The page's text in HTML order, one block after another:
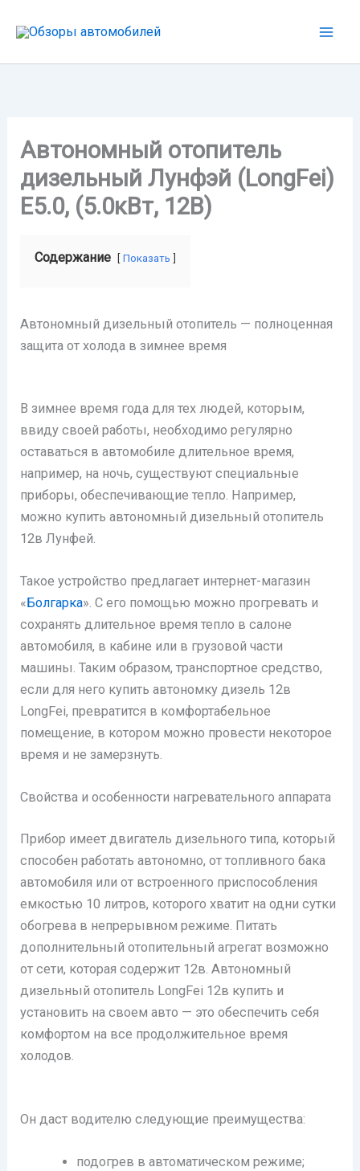
Автономный отопитель
дизельный Лунфэй (LongFei)
E5.0, (5.0кВт, 12B)
Содержание Показать
Автономный дизельный отопитель — полноценная
защита от холода в зимнее время
В зимнее время года для тех людей, которым,
ввиду своей работы, необходимо регулярно
оставаться в автомобиле длительное время,
например, на ночь, существуют специальные
приборы, обеспечивающие тепло. Например,
можно купить автономный дизельный отопитель
12в Лунфей.
Такое устройство предлагает интернет-магазин
«Болгарка». С его помощью можно прогревать и
сохранять длительное время тепло в салоне
автомобиля, в кабине или в грузовой части
машины. Таким образом, транспортное средство,
если для него купить автономку дизель 12в
LongFei, превратится в комфортабельное
помещение, в котором можно провести некоторое
время и не замерзнуть.
Свойства и особенности нагревательного аппарата
Прибор имеет двигатель дизельного типа, который
способен работать автономно, от топливного бака
автомобиля или от встроенного приспособления
емкостью 10 литров, которого хватит на одни сутки
обогрева в непрерывном режиме. Питать
дополнительный отопительный агрегат возможно
от сети, которая содержит 12в. Автономный
дизельный отопитель LongFei 12в купить и
установить на своем авто — это обеспечить себя
комфортом на все продолжительное время
холодов.
Он даст водителю следующие преимущества:
подогрев в автоматическом режиме;